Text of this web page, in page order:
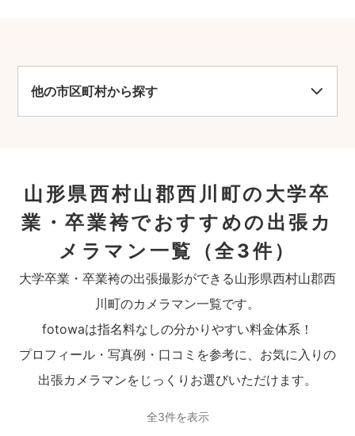
他の市区町村から探す
山形県西村山郡西川町の大学卒
業・卒業袴でおすすめの出張カ
メラマン一覧
（全3件）
大学卒業・卒業袴の出張撮影ができる山形県西村山郡西
川町のカメラマン一覧です。
fotowaは指名料なしの分かりやすい料金体系！
プロフィール・写真例・口コミを参考に、お気に入りの
出張カメラマンをじっくりお選びいただけます。
全3件を表示